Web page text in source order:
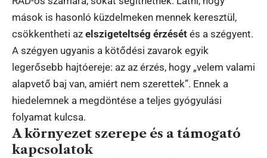
mások is hasonló küzdelmeken mennek keresztül,
csökkentheti az elszigeteltség érzését és a szégyent.
A szégyen ugyanis a kötődési zavarok egyik
legerősebb hajtóereje: az az érzés, hogy „velem valami
alapvető baj van, amiért nem szerettek”. Ennek a
hiedelemnek a megdöntése a teljes gyógyulási
folyamat kulcsa.
A környezet szerepe és a támogató
kapcsolatok